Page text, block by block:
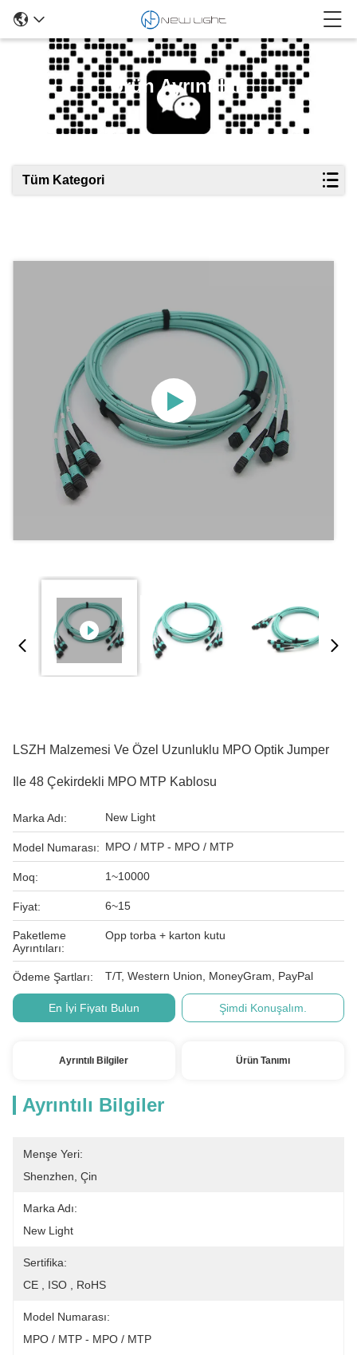
Ürün Ayrıntıları
Tüm Kategori
LSZH Malzemesi Ve Özel Uzunluklu MPO Optik Jumper
Ile 48 Çekirdekli MPO MTP Kablosu
Marka Adı: New Light
Model Numarası: MPO / MTP - MPO / MTP
Moq: 1~10000
Fiyat: 6~15
Paketleme
Ayrıntıları:
Opp torba + karton kutu
Ödeme Şartları: T/T, Western Union, MoneyGram, PayPal
En İyi Fiyatı Bulun Şimdi Konuşalım.
Ayrıntılı Bilgiler Ürün Tanımı
Ayrıntılı Bilgiler
Menşe Yeri:
Shenzhen, Çin
Marka Adı:
New Light
Sertifika:
CE , ISO , RoHS
Model Numarası:
MPO / MTP - MPO / MTP